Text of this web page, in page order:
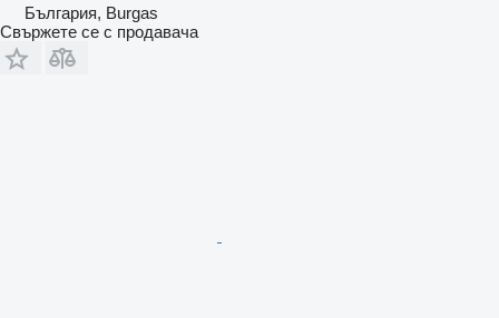
България, Burgas
Свържете се с продавача